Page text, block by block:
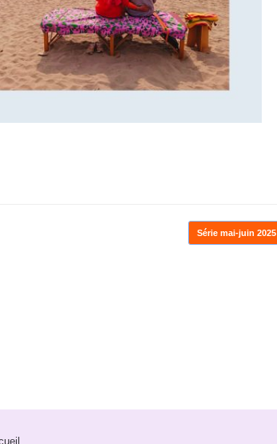
Série mai-juin 2025